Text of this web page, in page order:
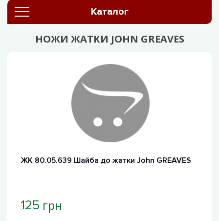
Каталог
НОЖИ ЖАТКИ JOHN GREAVES
ЖК 80.05.639 Шайба до жатки John GREAVES
125 грн